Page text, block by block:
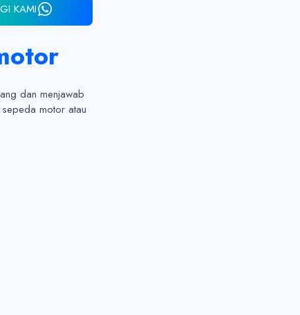
KAMI
dan menjawab
sepeda motor atau